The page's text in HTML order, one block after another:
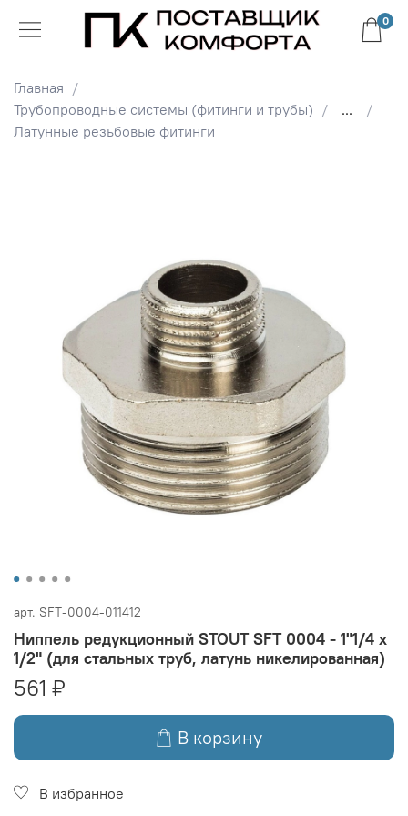
0
Главная
Трубопроводные системы (фитинги и трубы)
...
Латунные резьбовые фитинги
арт. SFT-0004-011412
Ниппель редукционный STOUT SFT 0004 - 1"1/4 x
1/2" (для стальных труб, латунь никелированная)
561 ₽
В корзину
В избранное